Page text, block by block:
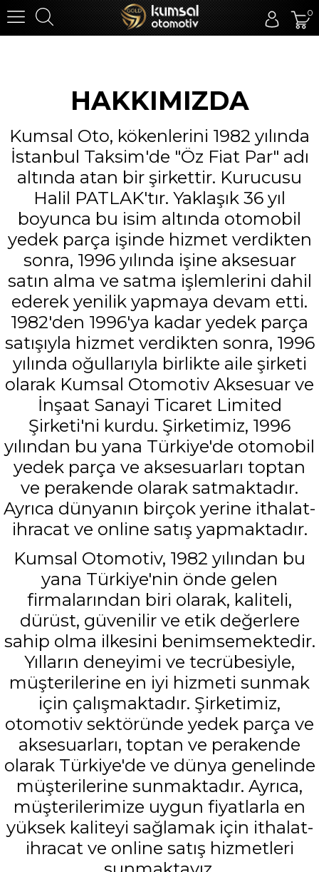
0
HAKKIMIZDA
Kumsal Oto, kökenlerini 1982 yılında
İstanbul Taksim'de "Öz Fiat Par" adı
altında atan bir şirkettir. Kurucusu
Halil PATLAK'tır. Yaklaşık 36 yıl
boyunca bu isim altında otomobil
yedek parça işinde hizmet verdikten
sonra, 1996 yılında işine aksesuar
satın alma ve satma işlemlerini dahil
ederek yenilik yapmaya devam etti.
1982'den 1996'ya kadar yedek parça
satışıyla hizmet verdikten sonra, 1996
yılında oğullarıyla birlikte aile şirketi
olarak Kumsal Otomotiv Aksesuar ve
İnşaat Sanayi Ticaret Limited
Şirketi'ni kurdu. Şirketimiz, 1996
yılından bu yana Türkiye'de otomobil
yedek parça ve aksesuarları toptan
ve perakende olarak satmaktadır.
Ayrıca dünyanın birçok yerine ithalat-
ihracat ve online satış yapmaktadır.
Kumsal Otomotiv, 1982 yılından bu
yana Türkiye'nin önde gelen
firmalarından biri olarak, kaliteli,
dürüst, güvenilir ve etik değerlere
sahip olma ilkesini benimsemektedir.
Yılların deneyimi ve tecrübesiyle,
müşterilerine en iyi hizmeti sunmak
için çalışmaktadır. Şirketimiz,
otomotiv sektöründe yedek parça ve
aksesuarları, toptan ve perakende
olarak Türkiye'de ve dünya genelinde
müşterilerine sunmaktadır. Ayrıca,
müşterilerimize uygun fiyatlarla en
yüksek kaliteyi sağlamak için ithalat-
ihracat ve online satış hizmetleri